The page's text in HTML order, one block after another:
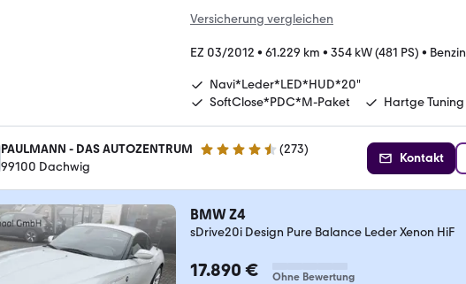
Versicherung vergleichen
EZ 03/2012 • 61.229 km • 354 kW (481 PS) • Benzin
Navi*Leder*LED*HUD*20"
SoftClose*PDC*M-Paket
Hartge Tuning
PAULMANN - DAS AUTOZENTRUM 4.5 Sterne (273)
99100 Dachwig
Kontakt
BMW Z4
sDrive20i Design Pure Balance Leder Xenon HiF
17.890 € Ohne Bewertung